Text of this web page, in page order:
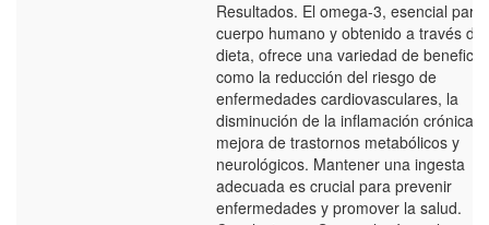
Resultados. El omega-3, esencial para
cuerpo humano y obtenido a través de
dieta, ofrece una variedad de
como la reducción del riesgo de
enfermedades cardiovasculares, la
disminución de la inflamación crónica
mejora de trastornos metabólicos y
neurológicos. Mantener una ingesta
adecuada es crucial para prevenir
enfermedades y promover la salud.